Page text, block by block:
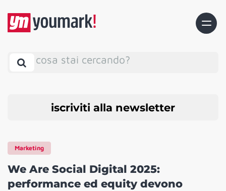
cosa stai cercando?
iscriviti alla newsletter
Marketing
We Are Social Digital 2025:
performance ed equity devono